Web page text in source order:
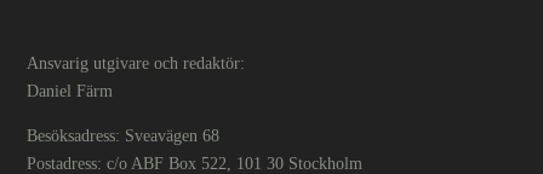
Ansvarig utgivare och redaktör:
Daniel Färm
Besöksadress: Sveavägen 68
Postadress: c/o ABF Box 522, 101 30 Stockholm